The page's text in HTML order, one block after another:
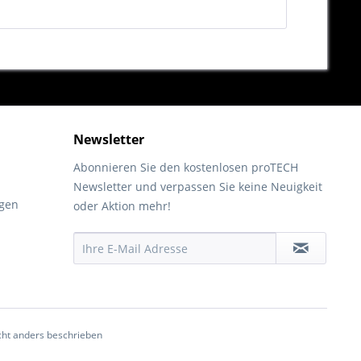
Newsletter
Abonnieren Sie den kostenlosen proTECH
Newsletter und verpassen Sie keine Neuigkeit
oder Aktion mehr!
anders beschrieben